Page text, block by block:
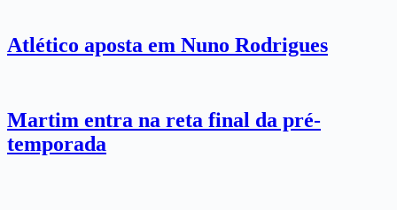
Atlético aposta em Nuno Rodrigues
Martim entra na reta final da pré-
temporada